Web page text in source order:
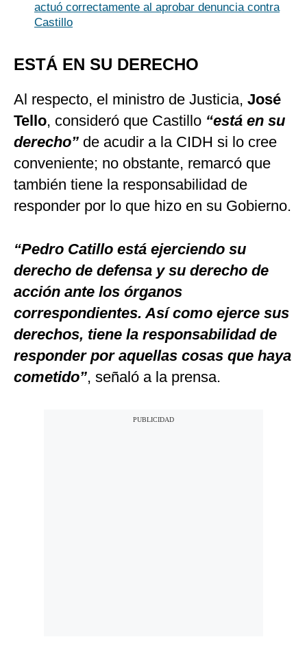
actuó correctamente al aprobar denuncia contra
Castillo
ESTÁ EN SU DERECHO
Al respecto, el ministro de Justicia, José
Tello, consideró que Castillo “está en su
derecho” de acudir a la CIDH si lo cree
conveniente; no obstante, remarcó que
también tiene la responsabilidad de
responder por lo que hizo en su Gobierno.
“Pedro Catillo está ejerciendo su
derecho de defensa y su derecho de
acción ante los órganos
correspondientes. Así como ejerce sus
derechos, tiene la responsabilidad de
responder por aquellas cosas que haya
cometido”, señaló a la prensa.